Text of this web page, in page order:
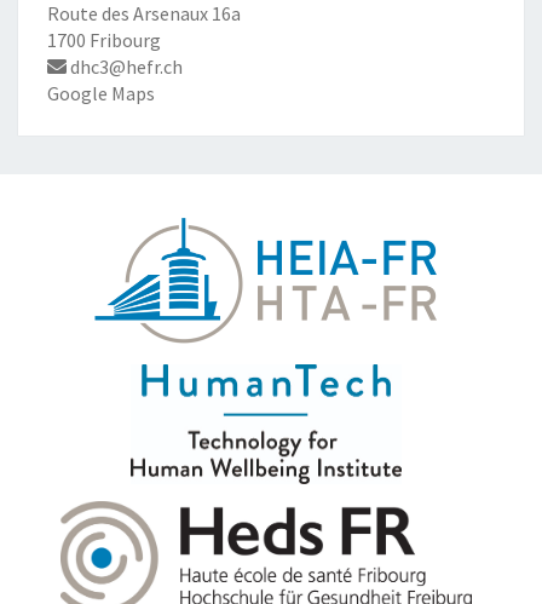
Route des Arsenaux 16a
1700 Fribourg
dhc3@hefr.ch
Google Maps